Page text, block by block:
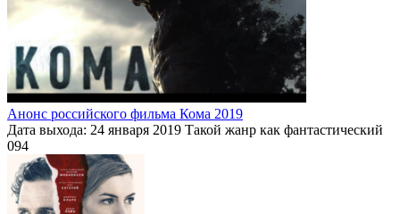
Анонс российского фильма Кома 2019
Дата выхода: 24 января 2019 Такой жанр как фантастический
094